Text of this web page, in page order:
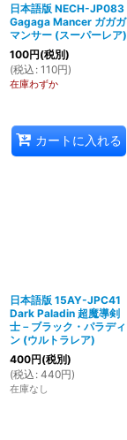
日本語版 NECH-JP083
Gagaga Mancer ガガガ
マンサー (スーパーレア)
100円(税別)
(税込 : 110円)
在庫わずか
カートに入れる
日本語版 15AY-JPC41
Dark Paladin 超魔導剣
士－ブラック・パラディ
ン (ウルトラレア)
400円(税別)
(税込 : 440円)
在庫なし